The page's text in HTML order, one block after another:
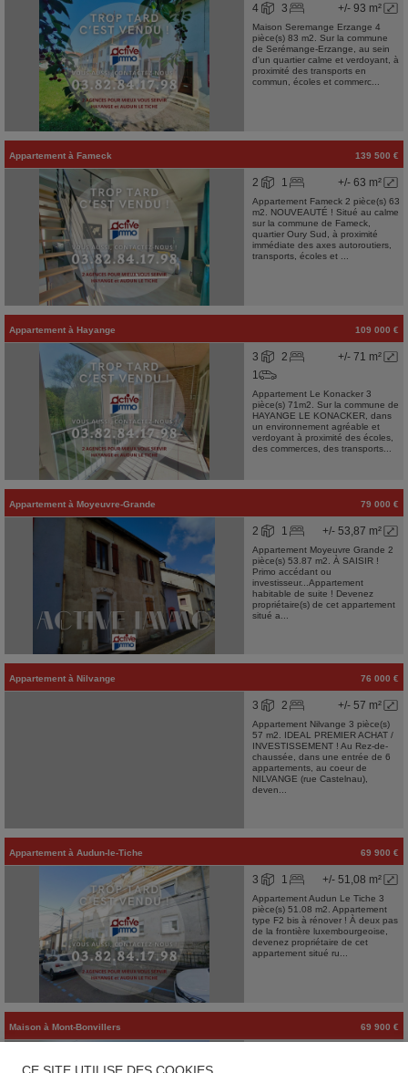
+/- 93 m²
4 3
Maison Seremange Erzange 4
pièce(s) 83 m2. Sur la commune
de Serémange-Erzange, au sein
d'un quartier calme et verdoyant, à
proximité des transports en
commun, écoles et commerc...
Appartement à Fameck 139 500 €
+/- 63 m²
2 1
Appartement Fameck 2 pièce(s) 63
m2. NOUVEAUTÉ ! Situé au calme
sur la commune de Fameck,
quartier Oury Sud, à proximité
immédiate des axes autoroutiers,
transports, écoles et ...
Appartement à Hayange 109 000 €
+/- 71 m²
3
2
1
Appartement Le Konacker 3
pièce(s) 71m2. Sur la commune de
HAYANGE LE KONACKER, dans
un environnement agréable et
verdoyant à proximité des écoles,
des commerces, des transports...
Appartement à Moyeuvre-Grande 79 000 €
+/- 53,87 m²
2 1
Appartement Moyeuvre Grande 2
pièce(s) 53.87 m2. À SAISIR !
Primo accédant ou
investisseur...Appartement
habitable de suite ! Devenez
propriétaire(s) de cet appartement
situé a...
Appartement à Nilvange 76 000 €
+/- 57 m²
3 2
Appartement Nilvange 3 pièce(s)
57 m2. IDEAL PREMIER ACHAT /
INVESTISSEMENT ! Au Rez-de-
chaussée, dans une entrée de 6
appartements, au coeur de
NILVANGE (rue Castelnau),
deven...
Appartement à Audun-le-Tiche 69 900 €
+/- 51,08 m²
3 1
Appartement Audun Le Tiche 3
pièce(s) 51.08 m2. Appartement
type F2 bis à rénover ! À deux pas
de la frontière luxembourgeoise,
devenez propriétaire de cet
appartement situé ru...
Maison à Mont-Bonvillers 69 900 €